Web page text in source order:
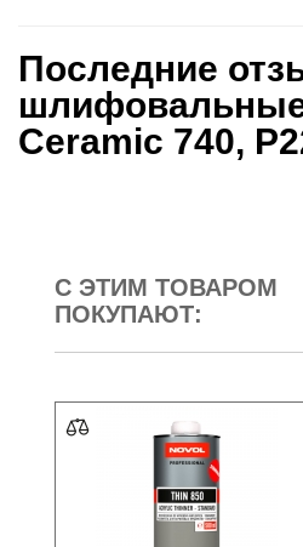
Последние
Ceramic 740,
С ЭТИМ ТОВАРОМ
ПОКУПАЮТ: